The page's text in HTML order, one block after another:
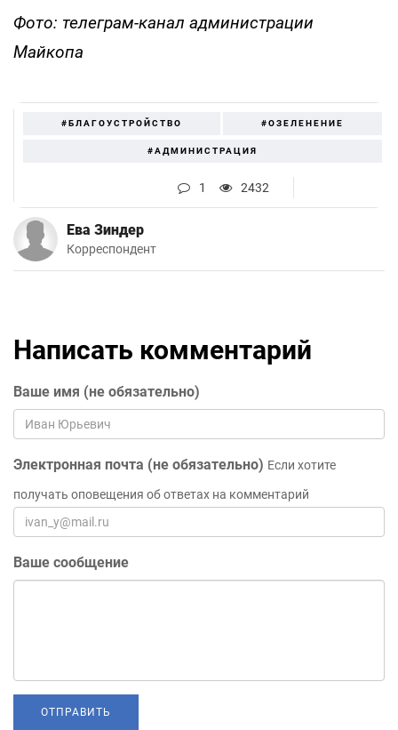
Фото: телеграм-канал администрации
Майкопа
#БЛАГОУСТРОЙСТВО #ОЗЕЛЕНЕНИЕ
#АДМИНИСТРАЦИЯ
1 2432
Ева Зиндер
Корреспондент
Написать комментарий
Ваше имя (не обязательно)
Электронная почта (не обязательно) Если хотите
получать оповещения об ответах на комментарий
Ваше сообщение